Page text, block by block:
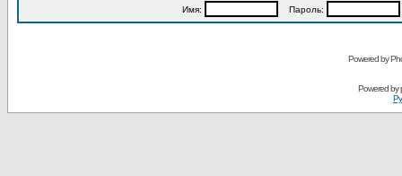
Имя: Пароль:
Powered by
Powered by